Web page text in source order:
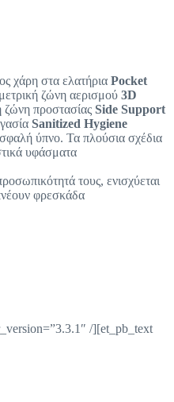
χάρη στα ελατήρια Pocket
ζώνη αερισμού 3D
ζώνη προστασίας Side Support
Sanitized Hygiene
ύπνο. Τα πλούσια σχέδια
υφάσματα
τους, ενισχύεται
φρεσκάδα
/][et_pb_text